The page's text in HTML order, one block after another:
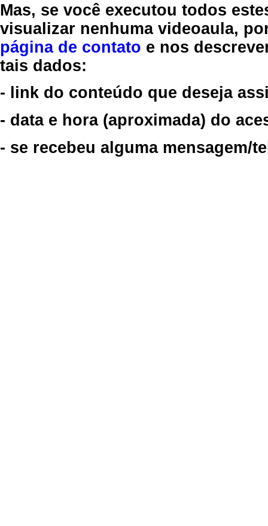
Mas, se você executou todos
visualizar nenhuma videoaula,
página de contato e nos
tais dados:
- link do conteúdo que deseja
- data e hora (aproximada) do
- se recebeu alguma mensagem/